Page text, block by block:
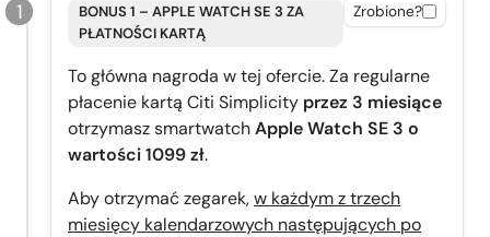
BONUS 1 – APPLE WATCH SE 3 ZA
PŁATNOŚCI KARTĄ
Zrobione?
To główna nagroda w tej ofercie. Za regularne
płacenie kartą Citi Simplicity przez 3 miesiące
otrzymasz smartwatchApple Watch SE 3 o
wartości 1099 zł.
Aby otrzymać zegarek,w każdym z trzech
miesięcy kalendarzowych następujących po